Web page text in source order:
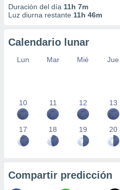
Duración del día 11h 7m
Luz diurna restante 11h 46m
Calendario lunar
Lun Mar Mié Jue
10 11 12 13
17 18 19 20
Compartir predicción